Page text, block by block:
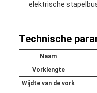
elektrische
Technische
Naam
Vorklengte
Wijdte van de vork